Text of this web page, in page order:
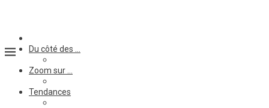
Du côté des …
Zoom sur …
Tendances